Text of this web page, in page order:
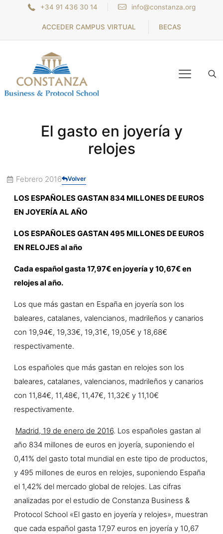
+34 91 436 30 14 info@constanza.org
ACCEDER CAMPUS VIRTUAL BECAS
El gasto en joyería y
relojes
Febrero 2016 Volver
LOS ESPAÑOLES GASTAN 834 MILLONES DE EUROS
EN JOYERÍA AL AÑO
LOS ESPAÑOLES GASTAN 495 MILLONES DE EUROS
EN RELOJES al año
Cada español gasta 17,97€ en joyería y 10,67€ en
relojes al año.
Los que más gastan en España en joyería son los
baleares, catalanes, valencianos, madrileños y canarios
con 19,94€, 19,33€, 19,31€, 19,05€ y 18,68€
respectivamente.
Los españoles que más gastan en relojes son los
baleares, catalanes, valencianos, madrileños y canarios
con 11,84€, 11,48€, 11,47€, 11,32€ y 11,10€
respectivamente.
Madrid, 19 de enero de 2016. Los españoles gastan al
año 834 millones de euros en joyería, suponiendo el
0,41% del gasto total mundial en este tipo de productos,
y 495 millones de euros en relojes, suponiendo España
el 1,42% del mercado global de relojes. Las cifras
analizadas por el estudio de Constanza Business &
Protocol School «El gasto en joyería y relojes», muestran
que cada español gasta 17,97 euros en joyería y 10,67